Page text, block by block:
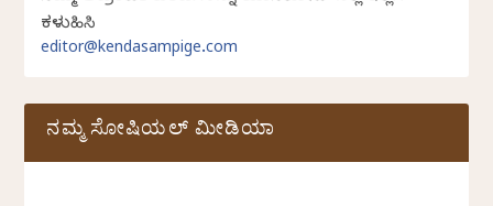
ಕಳುಹಿಸಿ
editor@kendasampige.com
ನಮ್ಮ ಸೋಷಿಯಲ್‌ ಮೀಡಿಯಾ